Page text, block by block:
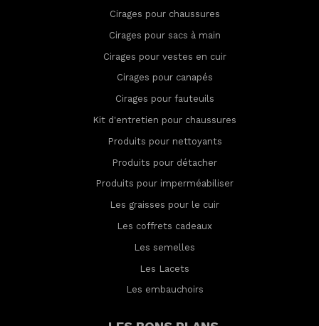
Cirages pour chaussures
Cirages pour sacs à main
Cirages pour vestes en cuir
Cirages pour canapés
Cirages pour fauteuils
Kit d'entretien pour chaussures
Produits pour nettoyants
Produits pour détacher
Produits pour imperméabiliser
Les graisses pour le cuir
Les coffrets cadeaux
Les semelles
Les Lacets
Les embauchoirs